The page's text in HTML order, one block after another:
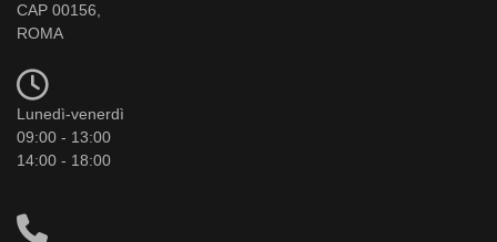
CAP 00156,
ROMA
Lunedì-venerdì
09:00 - 13:00
14:00 - 18:00